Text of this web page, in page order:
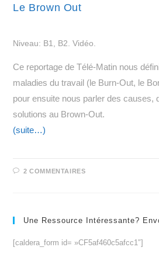
Le Brown Out
Niveau: B1, B2. Vidéo.
Ce reportage de Télé-Matin nous
maladies du travail (le Burn-Out, le
pour ensuite nous parler des causes,
solutions au Brown-Out.
(suite…)
2 COMMENTAIRES
Une Ressource Intéressante?
[caldera_form id= »CF5af460c5afcc1″]